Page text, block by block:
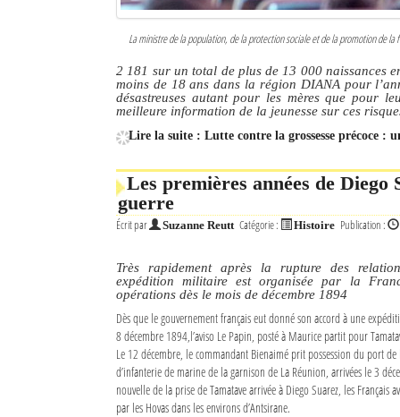
La ministre de la population, de la protection sociale et de la promotion de la
2 181 sur un total de plus de 13 000 naissances
moins de 18 ans dans la région DIANA pour
désastreuses autant pour les mères que pour
meilleure information de la jeunesse sur ces
Lire la suite : Lutte contre la grossesse précoce :
Les premières années de Diego
guerre
Écrit par Suzanne Reutt Catégorie : Histoire Publication :
Très rapidement après la rupture des
expédition militaire est organisée par la
opérations dès le mois de décembre 1894
Dès que le gouvernement français eut donné son accord à une
8 décembre 1894,l’aviso Le Papin, posté à Maurice partit pour
Le 12 décembre, le commandant Bienaimé prit possession du port de
d’infanterie de marine de la garnison de La Réunion, arrivées le 3
nouvelle de la prise de Tamatave arrivée à Diego Suarez, les Français
par les Hovas dans les environs d’Antsirane.